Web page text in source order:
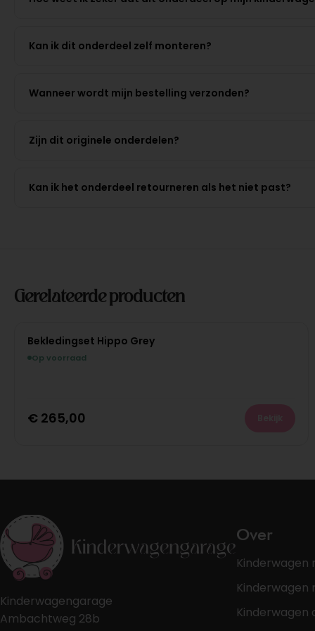
Kan ik dit onderdeel zelf monteren?
Wanneer wordt mijn bestelling verzonden?
Zijn dit originele onderdelen?
Kan ik het onderdeel retourneren als het niet past?
Gerelateerde producten
Bekledingset Hippo Grey
Op voorraad
€ 265,00
Kinderwagengarage
Ambachtweg 28b
Over
Kinderwagen
Kinderwagen
Kinderwagen